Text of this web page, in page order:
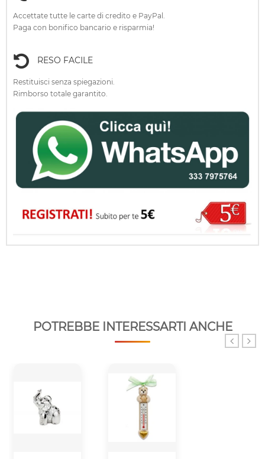
Accettate tutte le carte di credito e PayPal.
Paga con bonifico bancario e risparmia!
RESO FACILE
Restituisci senza spiegazioni.
Rimborso totale garantito.
POTREBBE INTERESSARTI ANCHE